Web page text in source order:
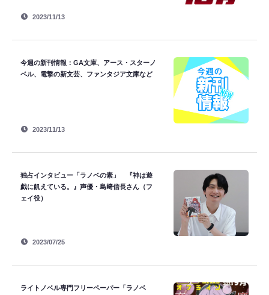
2023/11/13
今週の新刊情報：GA文庫、アース・スターノ
ベル、電撃の新文芸、ファンタジア文庫など
2023/11/13
独占インタビュー「ラノベの素」 『神は遊
戯に飢えている。』声優・島﨑信長さん（フ
ェイ役）
2023/07/25
ライトノベル専門フリーペーパー「ラノベ